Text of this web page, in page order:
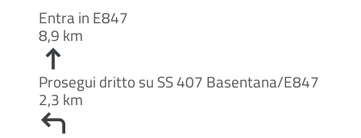
Entra in E847
8,9 km
Prosegui dritto su SS 407 Basentana/E847
2,3 km